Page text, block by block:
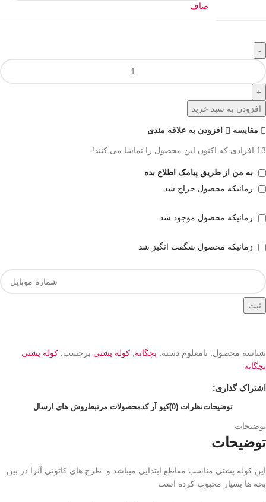
صاف
افزودن به سبد خرید
مقايسه افزودن به علاقه مندی
13 افرادی که اکنون این محصول را تماشا می کنند!
به من از طریق پیامک اطلاع بده
زمانیکه محصول حراج شد
زمانیکه محصول موجود شد
زمانیکه محصول شگفت انگیز شد
ثبت
شناسه محصول: نامعلوم دسته: بچگانه کوله پشتی برچسب: کوله پشتی
بچگانه
اشتراک گذاری:
توضیحاتنظرات (0) کیو آر کدمحصولات مرتبطروش های ارسال
توضیحات
توضیحات
این کوله پشتی مناسب مقاطع ابتدایی میباشد و طرح های کاتونی آنرا در بین
بچه ها بسیار محبوب کرده است